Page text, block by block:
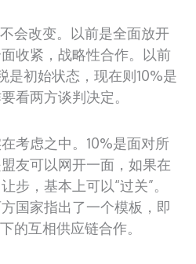
会改变。以前是全面放开
收紧，战略性合作。以前
是初始状态，现在则10%是
看两方谈判决定。
考虑之中。10%是面对所
友可以网开一面，如果在
步，基本上可以“过关”。
国家指出了一个模板，即
的互相供应链合作。